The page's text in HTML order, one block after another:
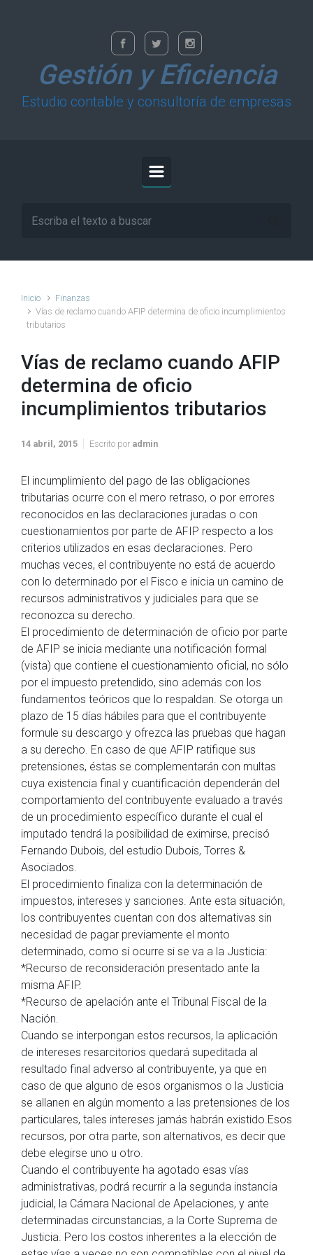
Gestión y Eficiencia
Estudio contable y consultoría de empresas
Inicio
Finanzas
Vías de reclamo cuando AFIP determina de oficio incumplimientos
tributarios
Vías de reclamo cuando AFIP
determina de oficio
incumplimientos tributarios
14 abril, 2015 Escrito por admin
El incumplimiento del pago de las obligaciones
tributarias ocurre con el mero retraso, o por errores
reconocidos en las declaraciones juradas o con
cuestionamientos por parte de AFIP respecto a los
criterios utilizados en esas declaraciones. Pero
muchas veces, el contribuyente no está de acuerdo
con lo determinado por el Fisco e inicia un camino de
recursos administrativos y judiciales para que se
reconozca su derecho.
El procedimiento de determinación de oficio por parte
de AFIP se inicia mediante una notificación formal
(vista) que contiene el cuestionamiento oficial, no sólo
por el impuesto pretendido, sino además con los
fundamentos teóricos que lo respaldan. Se otorga un
plazo de 15 días hábiles para que el contribuyente
formule su descargo y ofrezca las pruebas que hagan
a su derecho. En caso de que AFIP ratifique sus
pretensiones, éstas se complementarán con multas
cuya existencia final y cuantificación dependerán del
comportamiento del contribuyente evaluado a través
de un procedimiento específico durante el cual el
imputado tendrá la posibilidad de eximirse, precisó
Fernando Dubois, del estudio Dubois, Torres &
Asociados.
El procedimiento finaliza con la determinación de
impuestos, intereses y sanciones. Ante esta situación,
los contribuyentes cuentan con dos alternativas sin
necesidad de pagar previamente el monto
determinado, como sí ocurre si se va a la Justicia:
*Recurso de reconsideración presentado ante la
misma AFIP.
*Recurso de apelación ante el Tribunal Fiscal de la
Nación.
Cuando se interpongan estos recursos, la aplicación
de intereses resarcitorios quedará supeditada al
resultado final adverso al contribuyente, ya que en
caso de que alguno de esos organismos o la Justicia
se allanen en algún momento a las pretensiones de los
particulares, tales intereses jamás habrán existido.Esos
recursos, por otra parte, son alternativos, es decir que
debe elegirse uno u otro.
Cuando el contribuyente ha agotado esas vías
administrativas, podrá recurrir a la segunda instancia
judicial, la Cámara Nacional de Apelaciones, y ante
determinadas circunstancias, a la Corte Suprema de
Justicia. Pero los costos inherentes a la elección de